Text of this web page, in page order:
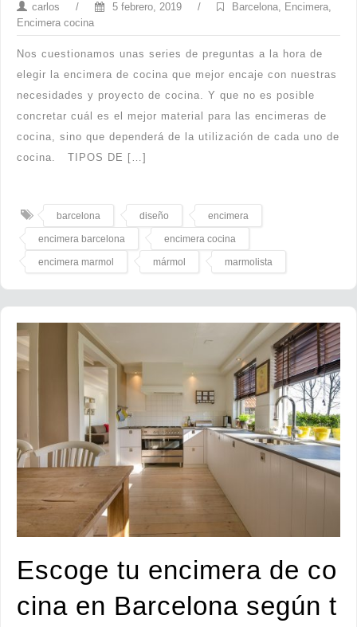
carlos / 5 febrero, 2019 / Barcelona, Encimera,
Encimera cocina
Nos cuestionamos unas series de preguntas a la hora de
elegir la encimera de cocina que mejor encaje con nuestras
necesidades y proyecto de cocina. Y que no es posible
concretar cuál es el mejor material para las encimeras de
cocina, sino que dependerá de la utilización de cada uno de
cocina. TIPOS DE […]
barcelona diseño encimera
encimera barcelona encimera cocina
encimera marmol mármol marmolista
Escoge tu encimera de co
cina en Barcelona según t